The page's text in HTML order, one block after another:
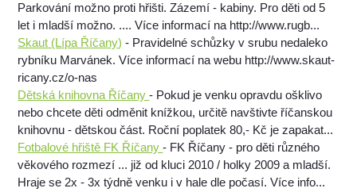
Parkování možno proti hřišti. Zázemí - kabiny. Pro děti od 5
let i mladší možno. .... Více informací na http://www.rugb...
Skaut (Lípa Říčany) - Pravidelné schůzky v srubu nedaleko
rybníku Marvánek. Více informací na webu http://www.skaut-
ricany.cz/o-nas
Dětská knihovna Říčany- Pokud je venku opravdu ošklivo
nebo chcete děti odměnit knížkou, určitě navštivte říčanskou
knihovnu - dětskou část. Roční poplatek 80,- Kč je zapakat...
Fotbalové hřiště FK Říčany- FK Říčany - pro děti různého
věkového rozmezí ... již od kluci 2010 / holky 2009 a mladší.
Hraje se 2x - 3x týdně venku i v hale dle počasí. Více info...